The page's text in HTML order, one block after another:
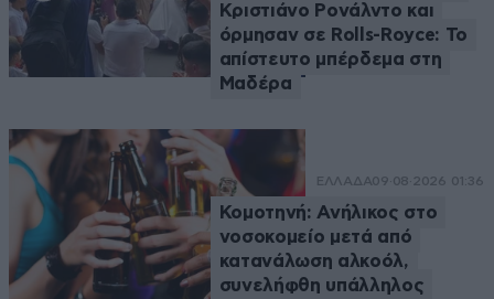
Κριστιάνο Ρονάλντο και
όρμησαν σε Rolls-Royce: Το
απίστευτο μπέρδεμα στη
Μαδέρα
ΕΛΛΑΔΑ09·08·2026 01:36
Κομοτηνή: Ανήλικος στο
νοσοκομείο μετά από
κατανάλωση αλκοόλ,
συνελήφθη υπάλληλος